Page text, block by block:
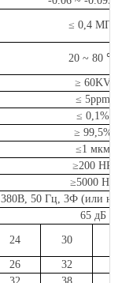
≤ 0,4 МПа
20 ~ 80 ℃
≥ 60KV
≤ 5ppm
≤ 0,1%
≥ 99,5%
≤1 мкм
≥200 HR
≥5000 HR
380В, 50 Гц, 3Ф (или
65 дБ
24 30
26 32